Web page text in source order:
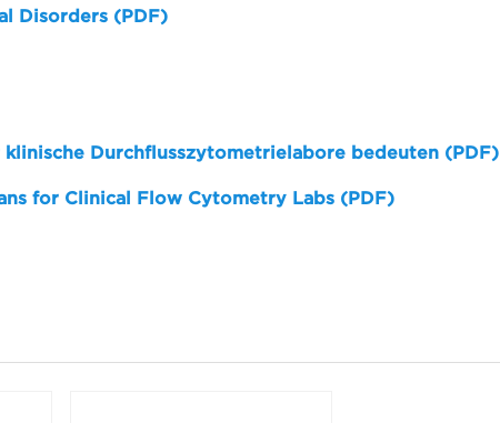
Disorders (PDF)
Durchflusszytometrielabore bedeuten (PDF)
for Clinical Flow Cytometry Labs (PDF)